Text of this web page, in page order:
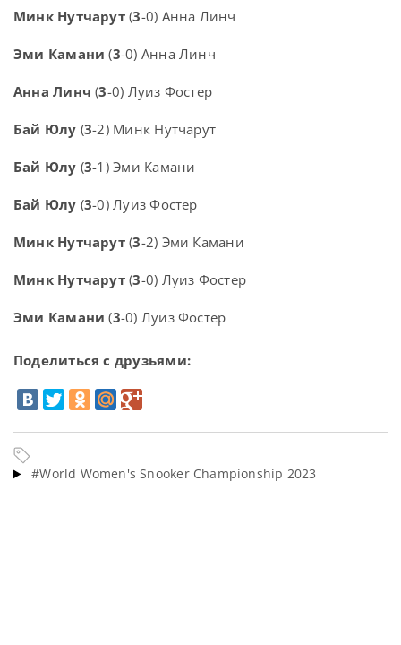
Минк Нутчарут(3-0) Анна Линч
Эми Камани (3-0) Анна Линч
Анна Линч (3-0) Луиз Фостер
Бай Юлу (3-2) Минк Нутчарут
Бай Юлу (3-1) Эми Камани
Бай Юлу (3-0) Луиз Фостер
Минк Нутчарут(3-2) Эми Камани
Минк Нутчарут(3-0) Луиз Фостер
Эми Камани (3-0) Луиз Фостер
Поделиться с друзьями:
#World Women's Snooker Championship 2023